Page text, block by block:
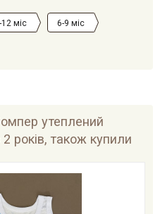
12 міс 6-9 міс
утеплений
років, також купили